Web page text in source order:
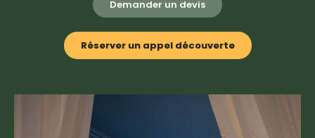
Demander un devis
Réserver un appel découverte